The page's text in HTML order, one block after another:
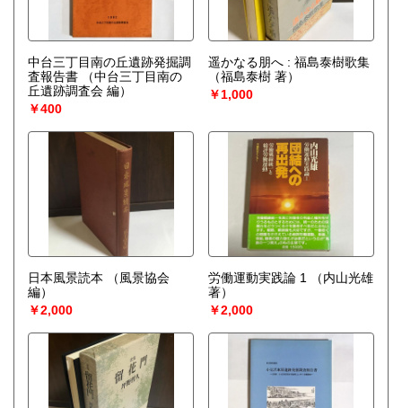
中台三丁目南の丘遺跡発掘調
査報告書
（中台三丁目南の
丘遺跡調査会 編）
￥400
遥かなる朋へ : 福島泰樹歌集
（福島泰樹 著）
￥1,000
日本風景読本
（風景協会
編）
￥2,000
労働運動実践論 1
（内山光雄
著）
￥2,000